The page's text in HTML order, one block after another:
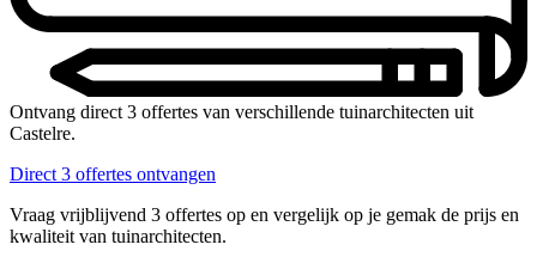
Ontvang direct 3 offertes van verschillende tuinarchitecten uit
Castelre.
Direct 3 offertes ontvangen
Vraag vrijblijvend 3 offertes op en vergelijk op je gemak de prijs en
kwaliteit van tuinarchitecten.